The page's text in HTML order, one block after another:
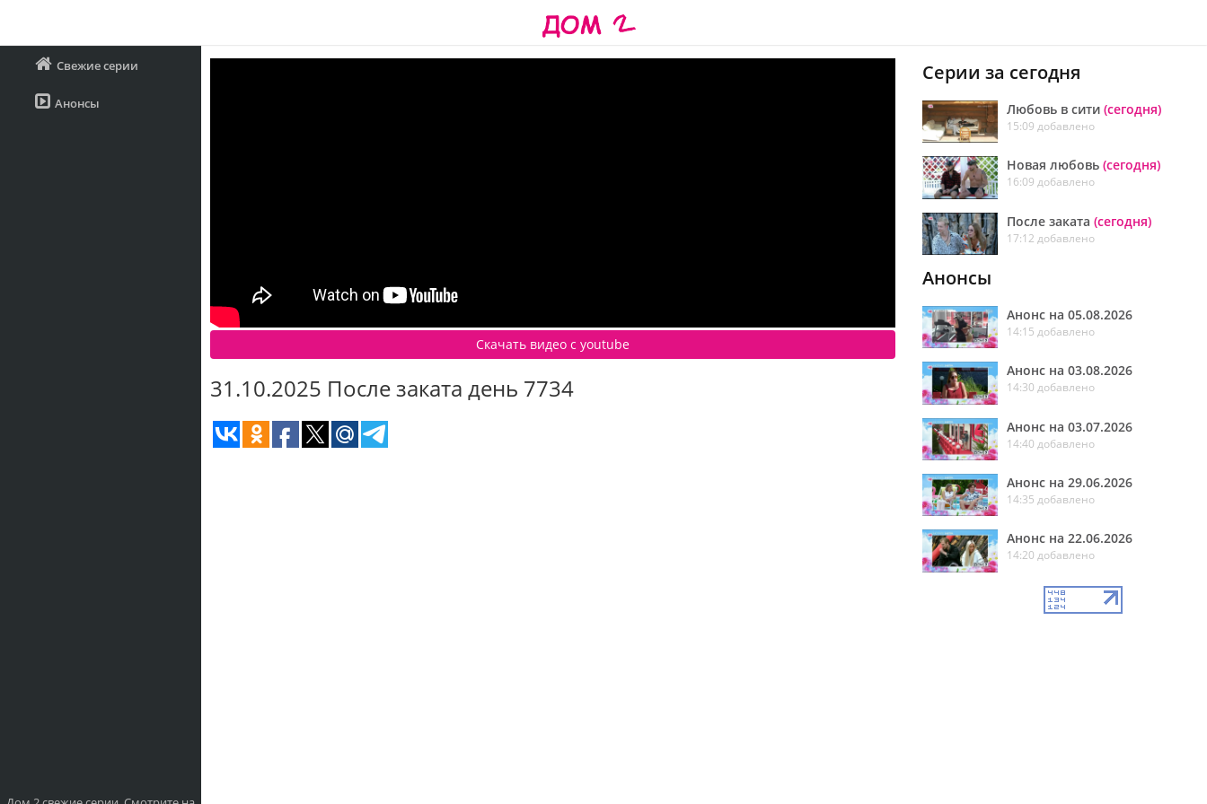
Свежие серии
Анонсы
Скачать видео c youtube
31.10.2025 После заката день 7734
Серии за сегодня
Любовь в сити(сегодня)
15:09 добавлено
Новая любовь(сегодня)
16:09 добавлено
После заката(сегодня)
17:12 добавлено
Анонсы
Анонс на 05.08.2026
14:15 добавлено
Анонс на 03.08.2026
14:30 добавлено
Анонс на 03.07.2026
14:40 добавлено
Анонс на 29.06.2026
14:35 добавлено
Анонс на 22.06.2026
14:20 добавлено